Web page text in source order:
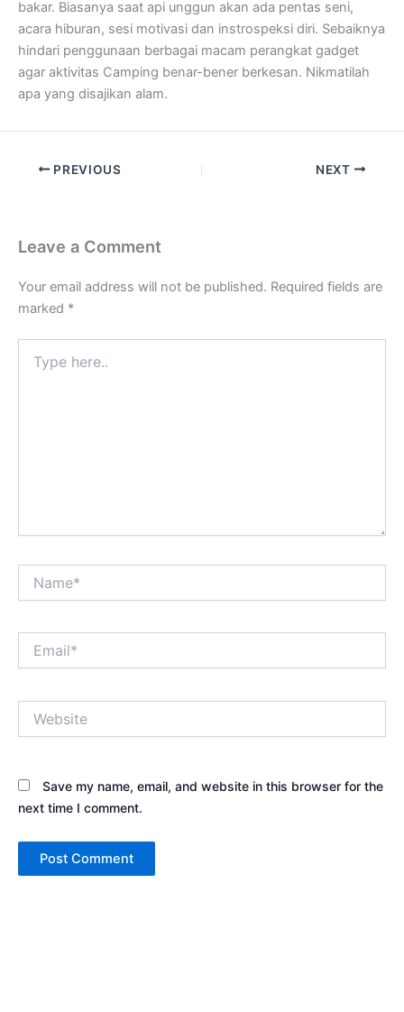
bakar. Biasanya saat api unggun akan ada pentas seni,
acara hiburan, sesi motivasi dan instrospeksi diri. Sebaiknya
hindari penggunaan berbagai macam perangkat gadget
agar aktivitas Camping benar-bener berkesan. Nikmatilah
apa yang disajikan alam.
PREVIOUS NEXT
Leave a Comment
Your email address will not be published. Required fields are
marked *
here..
Save my name, email, and website in this browser for the
next time I comment.